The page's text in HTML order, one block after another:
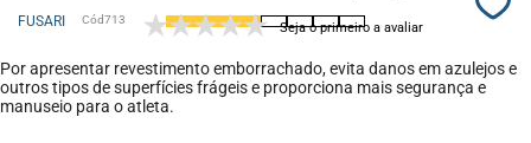
FUSARI 713 Seja o primeiro a avaliar
Por apresentar revestimento emborrachado, evita danos em azulejos e
outros tipos de superfícies frágeis e proporciona mais segurança e
manuseio para o atleta.